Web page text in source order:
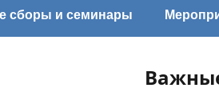
сборы и семинары